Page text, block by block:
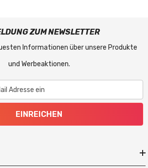
ZUM NEWSLETTER
Informationen über unsere Produkte
und Werbeaktionen.
Adresse ein
EINREICHEN